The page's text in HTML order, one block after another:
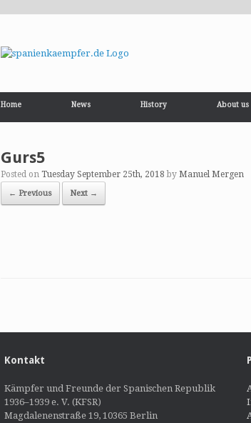
Home News History About us
Gurs5
Posted on Tuesday September 25th, 2018 by Manuel Mergen
← Previous Next →
Kontakt
Kämpfer und Freunde der Spanischen Republik
1936–1939 e. V. (KFSR)
Magdalenenstraße 19, 10365 Berlin